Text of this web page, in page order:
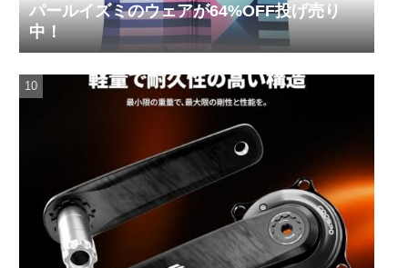
パールイズミのウェアが64%OFF投げ売り
中！